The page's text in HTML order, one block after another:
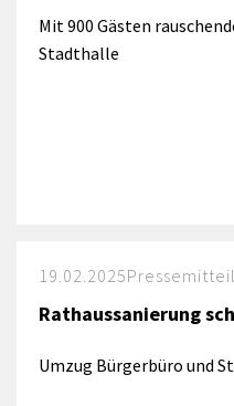
Mit 900 Gästen
Stadthalle
19.02.2025
Rathaussanierung
Umzug Bürgerbüro und